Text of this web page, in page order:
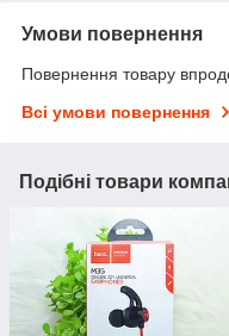
Умови повернення
Повернення товару
Всі умови повернення
Подібні товари